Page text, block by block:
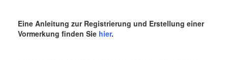
Eine Anleitung zur Registrierung und Erstellung einer
Vormerkung finden Sie hier.